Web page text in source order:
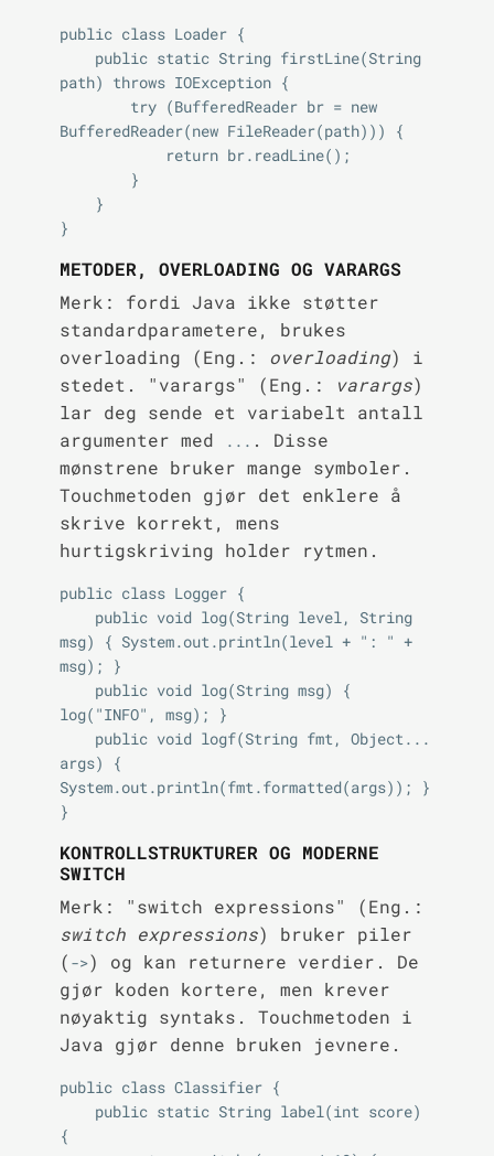
public class Loader {
path) throws IOException {
BufferedReader(new FileReader(path))) {
METODER, OVERLOADING OG VARARGS
Merk: fordi Java ikke støtter
standardparametere, brukes
overloading (Eng.: overloading) i
stedet. "varargs" (Eng.:
varargs)
lar deg sende et variabelt antall
argumenter med
... . Disse
mønstrene bruker mange symboler.
Touchmetoden gjør det enklere å
skrive korrekt, mens
hurtigskriving holder rytmen.
public class Logger {
msg) { System.out.println(level + ": " +
msg); }
log("INFO", msg); }
args) {
System.out.println(fmt.formatted(args)); }
KONTROLLSTRUKTURER OG MODERNE
SWITCH
Merk: "switch expressions" (Eng.:
switch expressions) bruker piler
( ->) og kan returnere verdier. De
gjør koden kortere, men krever
nøyaktig syntaks. Touchmetoden i
Java gjør denne bruken jevnere.
public class Classifier {
{